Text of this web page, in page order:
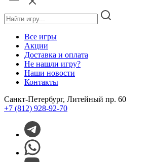
Все игры
Акции
Доставка и оплата
Не нашли игру?
Наши новости
Контакты
Санкт-Петербург, Литейный пр. 60
+7 (812) 928-92-70